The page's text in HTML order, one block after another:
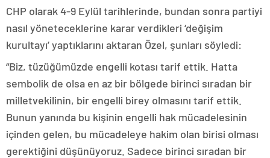
CHP olarak 4-9 Eylül tarihlerinde, bundan sonra partiyi
nasıl yöneteceklerine karar verdikleri ‘değişim
kurultayı’ yaptıklarını aktaran Özel, şunları söyledi:
“Biz, tüzüğümüzde engelli kotası tarif ettik. Hatta
sembolik de olsa en az bir bölgede birinci sıradan bir
milletvekilinin, bir engelli birey olmasını tarif ettik.
Bunun yanında bu kişinin engelli hak mücadelesinin
içinden gelen, bu mücadeleye hakim olan birisi olması
gerektiğini düşünüyoruz. Sadece birinci sıradan bir